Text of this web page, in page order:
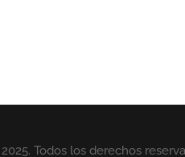
Todos los derechos